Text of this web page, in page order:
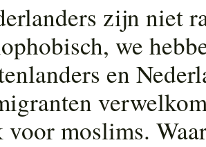
zijn niet
we
en
voor moslims.